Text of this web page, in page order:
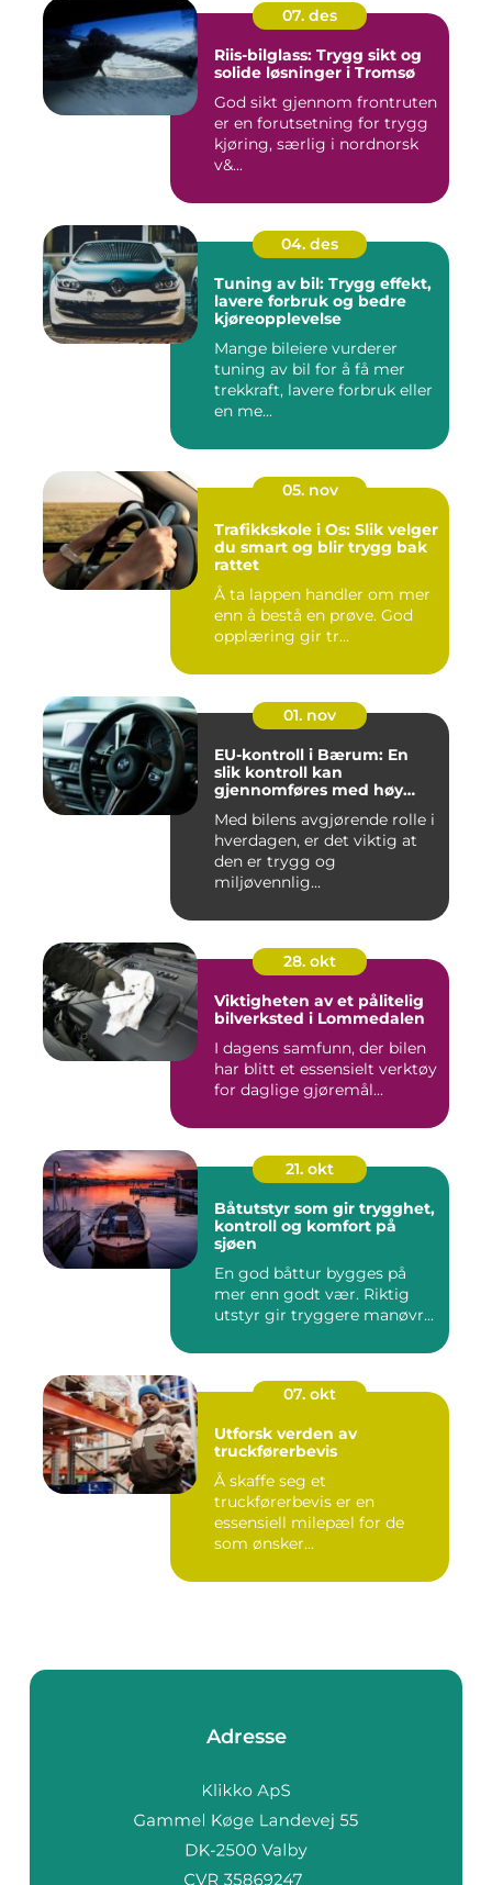
07. des
Riis-bilglass: Trygg sikt og
solide løsninger i Tromsø
God sikt gjennom frontruten
er en forutsetning for trygg
kjøring, særlig i nordnorsk
v&...
04. des
Tuning av bil: Trygg effekt,
lavere forbruk og bedre
kjøreopplevelse
Mange bileiere vurderer
tuning av bil for å få mer
trekkraft, lavere forbruk eller
en me...
05. nov
Trafikkskole i Os: Slik velger
du smart og blir trygg bak
rattet
Å ta lappen handler om mer
enn å bestå en prøve. God
opplæring gir tr...
01. nov
EU-kontroll i Bærum: En
slik kontroll kan
gjennomføres med høy
Med bilens avgjørende rolle i
hverdagen, er det viktig at
den er trygg og
miljøvennlig...
28. okt
Viktigheten av et pålitelig
bilverksted i Lommedalen
I dagens samfunn, der bilen
har blitt et essensielt verktøy
for daglige gjøremål...
21. okt
Båtutstyr som gir trygghet,
kontroll og komfort på
sjøen
En god båttur bygges på
mer enn godt vær. Riktig
utstyr gir tryggere manøvr...
07. okt
Utforsk verden av
truckførerbevis
Å skaffe seg et
truckførerbevis er en
essensiell milepæl for de
som ønsker...
Adresse